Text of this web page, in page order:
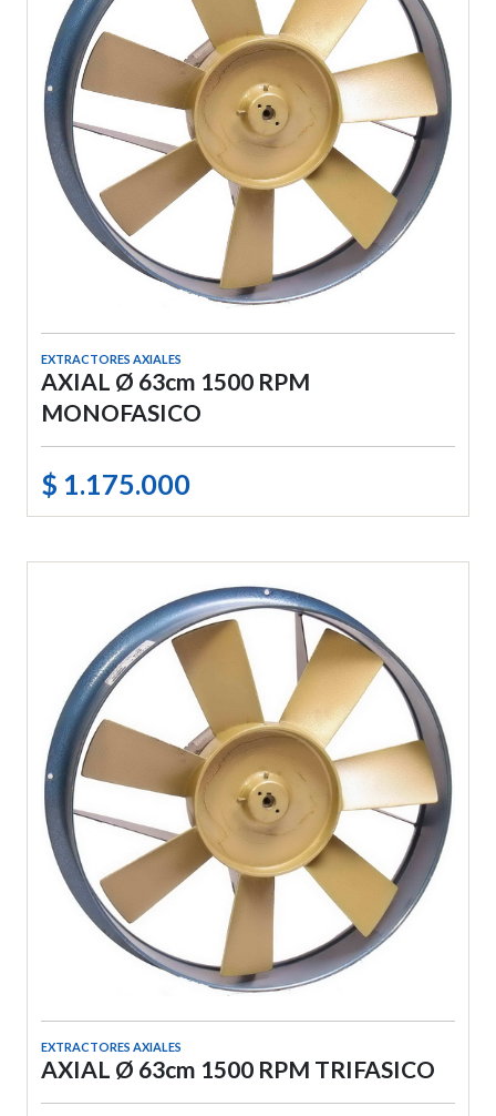
EXTRACTORES AXIALES
AXIAL Ø 63cm 1500 RPM
MONOFASICO
$ 1.175.000
EXTRACTORES AXIALES
AXIAL Ø 63cm 1500 RPM TRIFASICO